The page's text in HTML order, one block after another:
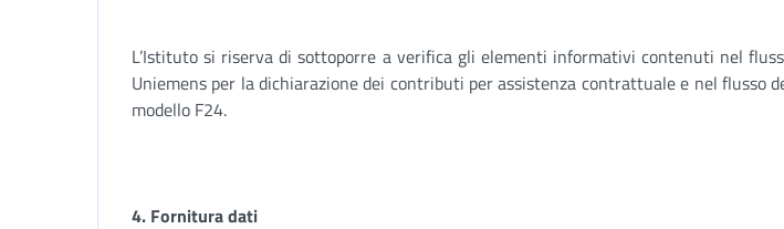
L’Istituto si riserva di sottoporre a verifica gli elementi informativi contenuti nel
Uniemens per la dichiarazione dei contributi per assistenza contrattuale e nel flusso
modello F24.
4. Fornitura dati